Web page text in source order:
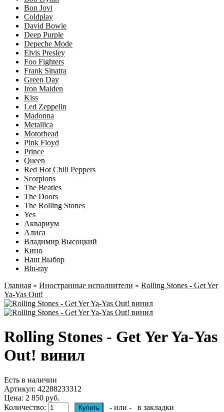
Bon Jovi
Coldplay
David Bowie
Deep Purple
Depeche Mode
Elvis Presley
Foo Fighters
Frank Sinatra
Green Day
Iron Maiden
Kiss
Led Zeppelin
Madonna
Metallica
Motorhead
Pink Floyd
Prince
Queen
Red Hot Chili Peppers
Scorpions
The Beatles
The Doors
The Rolling Stones
Yes
Аквариум
Алиса
Владимир Высоцкий
Кино
Наш Выбор
Blu-ray
Главная » Иностранные исполнители » Rolling Stones - Get Yer
Ya-Yas Out!
Rolling Stones - Get Yer Ya-Yas
Out! винил
Есть в наличии
Артикул: 42288233312
Цена: 2 850 руб.
Количество:
- или -
в закладки